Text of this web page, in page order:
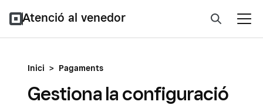
Atenció al venedor
Inici > Pagaments
Gestiona la configuració